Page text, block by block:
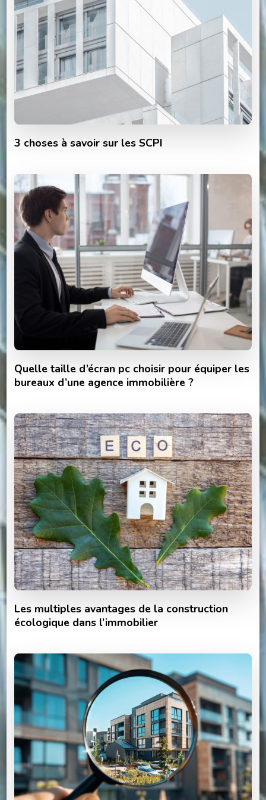
3 choses à savoir sur les SCPI
Quelle taille d’écran pc choisir pour équiper les
bureaux d’une agence immobilière ?
Les multiples avantages de la construction
écologique dans l’immobilier